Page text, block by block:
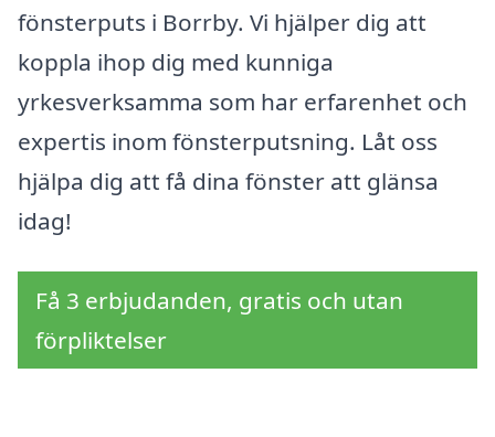
fönsterputs i Borrby. Vi hjälper dig att
koppla ihop dig med kunniga
yrkesverksamma som har erfarenhet och
expertis inom fönsterputsning. Låt oss
hjälpa dig att få dina fönster att glänsa
idag!
Få 3 erbjudanden, gratis och utan
förpliktelser